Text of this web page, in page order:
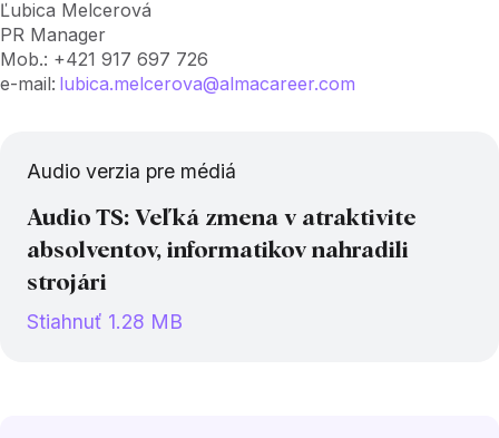
Ľubica Melcerová
PR Manager
Mob.: +421 917 697 726
e-mail: lubica.melcerova@almacareer.com
Audio verzia pre médiá
Audio TS: Veľká zmena v atraktivite
absolventov, informatikov nahradili
strojári
Stiahnuť 1.28 MB